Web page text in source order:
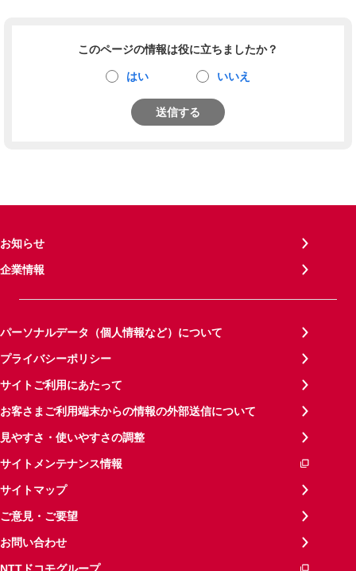
このページの情報は役に立ちましたか？
はい いいえ
送信する
お知らせ
企業情報
パーソナルデータ（個人情報など）について
プライバシーポリシー
サイトご利用にあたって
お客さまご利用端末からの情報の外部送信について
見やすさ・使いやすさの調整
サイトメンテナンス情報
サイトマップ
ご意見・ご要望
お問い合わせ
NTTドコモグループ